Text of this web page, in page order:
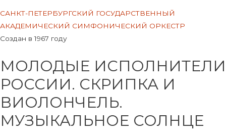
САНКТ-ПЕТЕРБУРГСКИЙ ГОСУДАРСТВЕННЫЙ
АКАДЕМИЧЕСКИЙ СИМФОНИЧЕСКИЙ ОРКЕСТР
Создан в 1967 году
МОЛОДЫЕ ИСПОЛНИТЕЛИ
РОССИИ. СКРИПКА И
ВИОЛОНЧЕЛЬ.
МУЗЫКАЛЬНОЕ СОЛНЦЕ